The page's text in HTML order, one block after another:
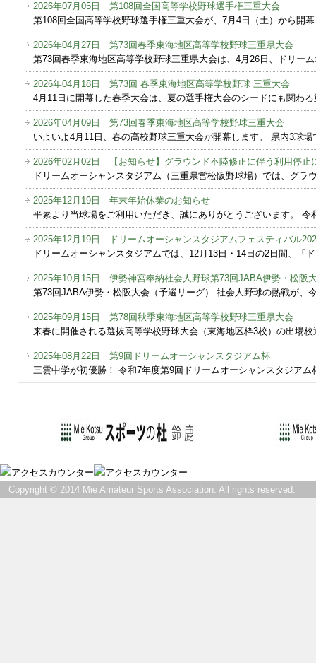
2026年07月05日 第108回全国高等学校野球選手権三重大会
第108回全国高等学校野球選手権三重大会が、7月4日（土）から開
2026年04月27日 第73回春季東海地区高等学校野球三重県大会
第73回春季東海地区高等学校野球三重県大会は、4月26日、ドリー
2026年04月18日 第73回 春季東海地区高等学校野球 三重大会
4月11日に開幕した春季大会は、夏の選手権大会のシードにも関わ
2026年04月09日 第73回春季東海地区高等学校野球三重大会
いよいよ4月11日、春の高校野球三重大会が開幕します。 県内3球
2026年02月02日 【お知らせ】グラウンド不陸修正に伴う利用停止
ドリームオーシャンスタジアム（三重県営松阪野球場）では、グラ
2025年12月19日 年末年始休業のお知らせ
平素より当球場をご利用いただき、誠にありがとうございます。
2025年12月19日 ドリームオーシャンスタジアムフェスティバル
ドリームオーシャンスタジアムでは、12月13日・14日の2日間、「
2025年10月15日 伊勢神宮奉納社会人野球第73回JABA伊勢・松阪
第73回JABA伊勢・松阪大会（予選リーグ） 社会人野球の熱戦が、
2025年09月15日 第78回秋季東海地区高等学校野球三重県大会
来春に開催される選抜高等学校野球大会（東海地区枠3校）の出場
2025年08月22日 第9回ドリームオーシャンスタジアム杯
三雲中学が初優勝！ 令和7年度第9回ドリームオーシャンスタジア
Copyright © 2014 Mie Amateur Sports Association. All rights reserved.